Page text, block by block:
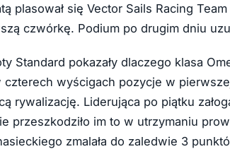
plasował się Vector Sails Racing
czwórkę. Podium po drugim dniu
Standard pokazały dlaczego klasa
czterech wyścigach pozycje w
rywalizację. Liderująca po piątku
przeszkodziło im to w utrzymaniu
zmalała do zaledwie 3